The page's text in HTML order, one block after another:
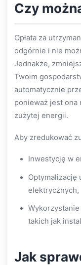
Czy
Opłata za
odgórnie i nie
Jednakże,
Twoim
automatycznie
ponieważ jest ona
zużytej energii.
Aby zredukować
Inwestycję w
Optymalizację
elektrycznych,
takich jak
Jak